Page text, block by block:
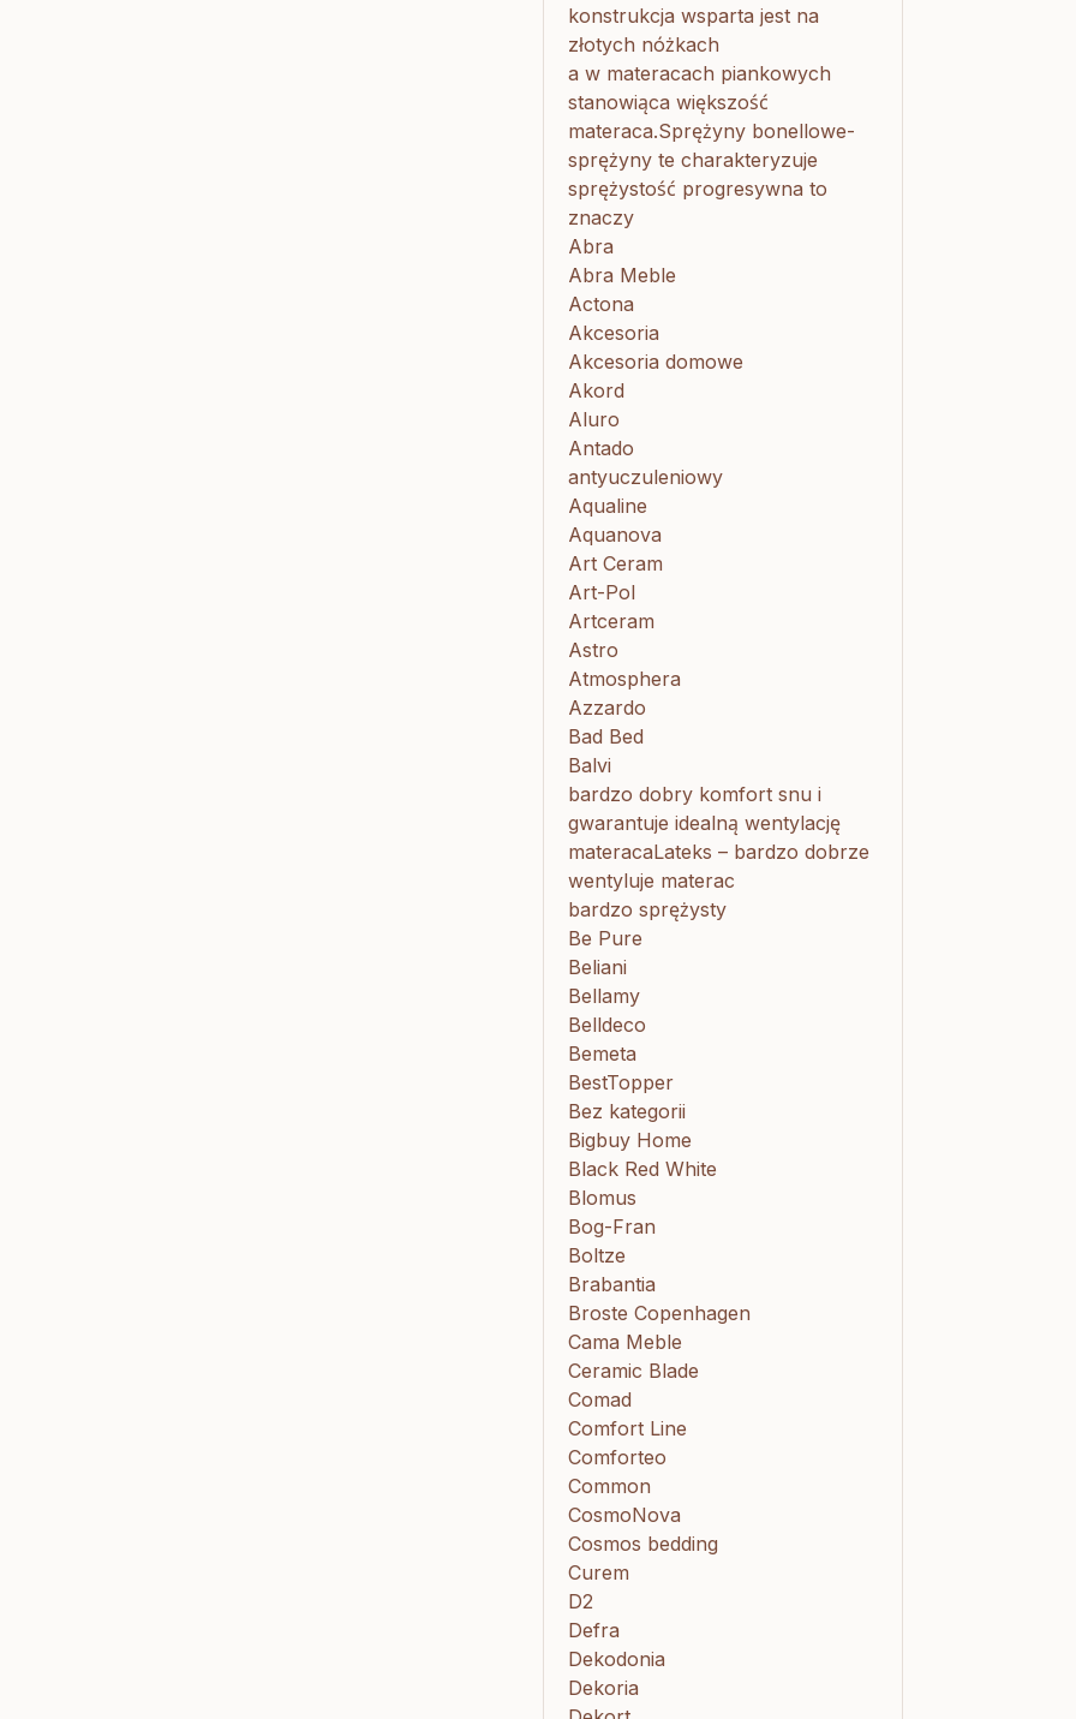
konstrukcja wsparta jest na
złotych nóżkach
a w materacach piankowych
stanowiąca większość
materaca.Sprężyny bonellowe-
sprężyny te charakteryzuje
sprężystość progresywna to
znaczy
Abra
Abra Meble
Actona
Akcesoria
Akcesoria domowe
Akord
Aluro
Antado
antyuczuleniowy
Aqualine
Aquanova
Art Ceram
Art-Pol
Artceram
Astro
Atmosphera
Azzardo
Bad Bed
Balvi
bardzo dobry komfort snu i
gwarantuje idealną wentylację
materacaLateks – bardzo dobrze
wentyluje materac
bardzo sprężysty
Be Pure
Beliani
Bellamy
Belldeco
Bemeta
BestTopper
Bez kategorii
Bigbuy Home
Black Red White
Blomus
Bog-Fran
Boltze
Brabantia
Broste Copenhagen
Cama Meble
Ceramic Blade
Comad
Comfort Line
Comforteo
Common
CosmoNova
Cosmos bedding
Curem
D2
Defra
Dekodonia
Dekoria